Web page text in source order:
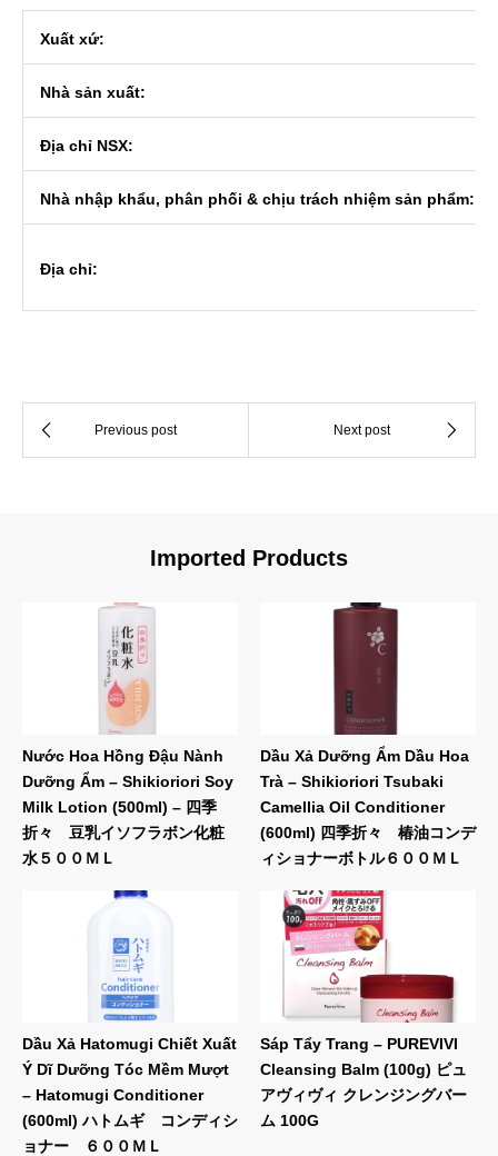
Xuất xứ:
Nhà sản xuất:
Địa chỉ NSX:
Nhà nhập khẩu, phân phối & chịu trách nhiệm sản phẩm:
Địa chỉ:
Imported Products
Nước Hoa Hồng Đậu Nành
Dưỡng Ẩm – Shikioriori Soy
Milk Lotion (500ml) – 四季
折々 豆乳イソフラボン化粧
水５００ＭＬ
Dầu Xả Dưỡng Ẩm Dầu Hoa
Trà – Shikioriori Tsubaki
Camellia Oil Conditioner
(600ml) 四季折々 椿油コンデ
ィショナーボトル６００ＭＬ
Dầu Xả Hatomugi Chiết Xuất
Ý Dĩ Dưỡng Tóc Mềm Mượt
– Hatomugi Conditioner
(600ml) ハトムギ コンディシ
ョナー ６００ＭＬ
Sáp Tẩy Trang – PUREVIVI
Cleansing Balm (100g) ピュ
アヴィヴィ クレンジングバー
ム 100G